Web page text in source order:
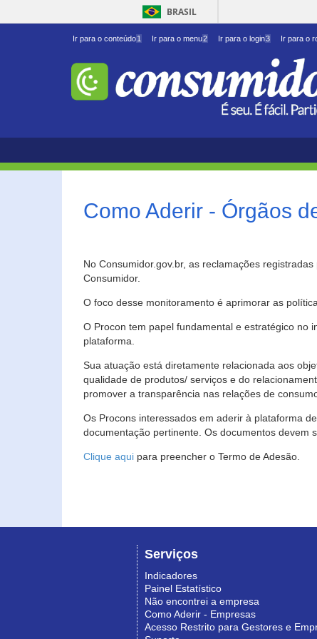
BRASIL
Ir para o conteúdo1 Ir para o menu2 Ir para o login3 Ir para o
Como Aderir - Órgãos
No Consumidor.gov.br, as reclamações
Consumidor.
O foco desse monitoramento é aprimorar as
O Procon tem papel fundamental e estratégico no
plataforma.
Sua atuação está diretamente relacionada aos
qualidade de produtos/ serviços e do
promover a transparência nas relações de
Os Procons interessados em aderir à plataforma
documentação pertinente. Os documentos devem
Clique aqui para preencher o Termo de Adesão.
Serviços
Indicadores
Painel Estatístico
Não encontrei a empresa
Como Aderir - Empresas
Acesso Restrito para Gestores e